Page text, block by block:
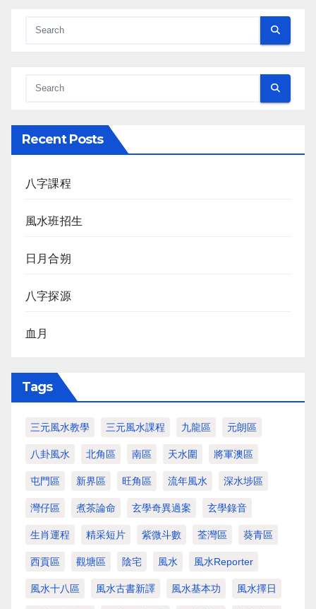
Recent Posts
八字課程
風水班招生
日月合朔
八字探源
血月
Tags
三元風水教學 三元風水課程 九龍區 元朗區
八卦風水 北角區 南區 天水圍 將軍澳區
屯門區 新界區 旺角區 流年風水 深水埗區
灣仔區 煮茶論命 玄學奇異過案 玄學錄音
生肖運程 精采短片 紫微斗數 荃灣區 葵青區
西貢區 觀塘區 陰宅 風水 風水Reporter
風水十八區 風水古書新譯 風水基本功 風水擇日